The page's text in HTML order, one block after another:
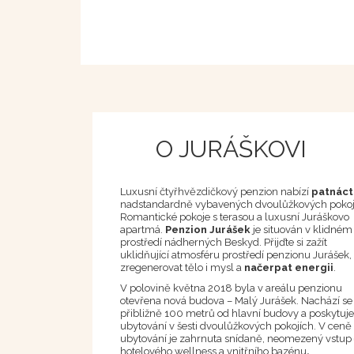
O JURÁŠKOVI
Luxusní čtyřhvězdičkový penzion nabízí patnáct
nadstandardně vybavených dvoulůžkových
Romantické pokoje s terasou a luxusní Juráškovo
apartmá. Penzion Jurášek je situován v klidném
prostředí nádherných Beskyd. Přijďte si zažít
uklidňující atmosféru prostředí penzionu Jurášek,
zregenerovat tělo i mysl a načerpat energii.
V polovině května 2018 byla v areálu penzionu
otevřena nová budova – Malý Jurášek. Nachází se
přibližně 100 metrů od hlavní budovy a poskytuje
ubytování v šesti dvoulůžkových pokojích. V ceně
ubytování je zahrnuta snídaně, neomezený vstup
hotelového wellness a vnitřního bazénu.